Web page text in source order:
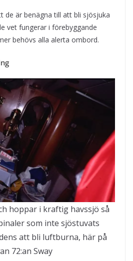
de är benägna till att bli sjösjuka
vet fungerar i förebyggande
behövs alla alerta ombord.
hoppar i kraftig havssjö så
som inte sjöstuvats
att bli luftburna, här på
72:an Sway